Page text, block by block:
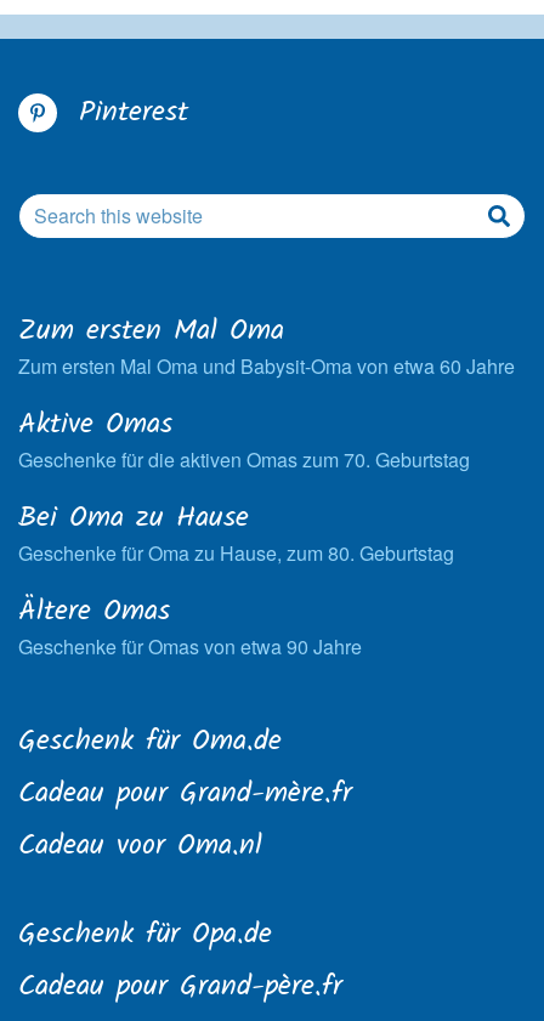
Pinterest
Zum ersten Mal Oma
Zum ersten Mal Oma und Babysit-Oma von etwa 60 Jahre
Aktive Omas
Geschenke für die aktiven Omas zum 70. Geburtstag
Bei Oma zu Hause
Geschenke für Oma zu Hause, zum 80. Geburtstag
Ältere Omas
Geschenke für Omas von etwa 90 Jahre
Geschenk für Oma.de
Cadeau pour Grand-mère.fr
Cadeau voor Oma.nl
Geschenk für Opa.de
Cadeau pour Grand-père.fr